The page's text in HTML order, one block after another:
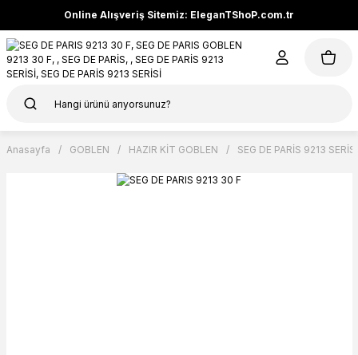
Online Alışveriş Sitemiz: EleganTShoP.com.tr
Anasayfa GOBLEN HAZIR KİT GOBLEN SEG DE PARİS 9213 SERİSİ